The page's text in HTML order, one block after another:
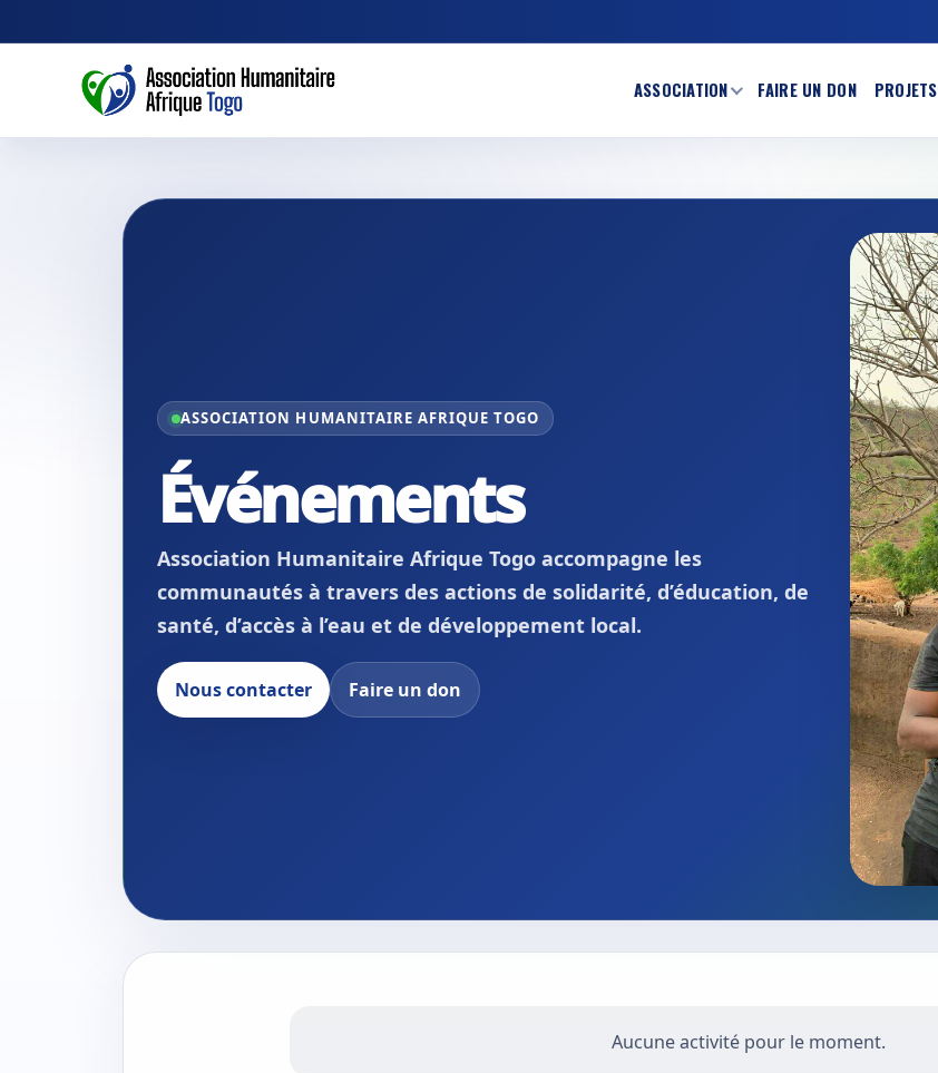
ASSOCIATION FAIRE UN DON PROJETS
ASSOCIATION HUMANITAIRE AFRIQUE TOGO
Événements
Association Humanitaire Afrique Togo accompagne les
communautés à travers des actions de solidarité, d’éducation, de
santé, d’accès à l’eau et de développement local.
Nous contacter Faire un don
Aucune activité pour le moment.